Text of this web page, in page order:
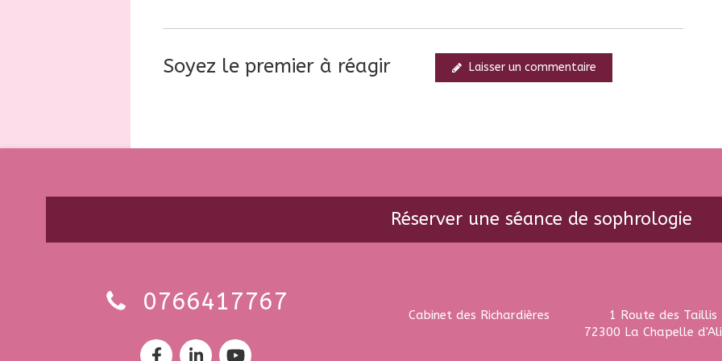
Soyez le premier à réagir Laisser un commentaire
Réserver une séance de sophrologie
0766417767 Cabinet des Richardières
1 Route des Taillis
72300 La Chapelle